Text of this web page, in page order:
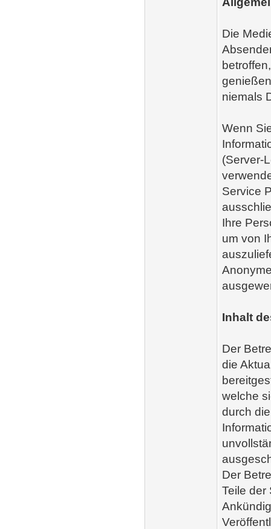
Die
niemals
Wenn
(Server-
Service
Ihre
um von
Inhalt
Der
die
welche
durch
Der
Teile der